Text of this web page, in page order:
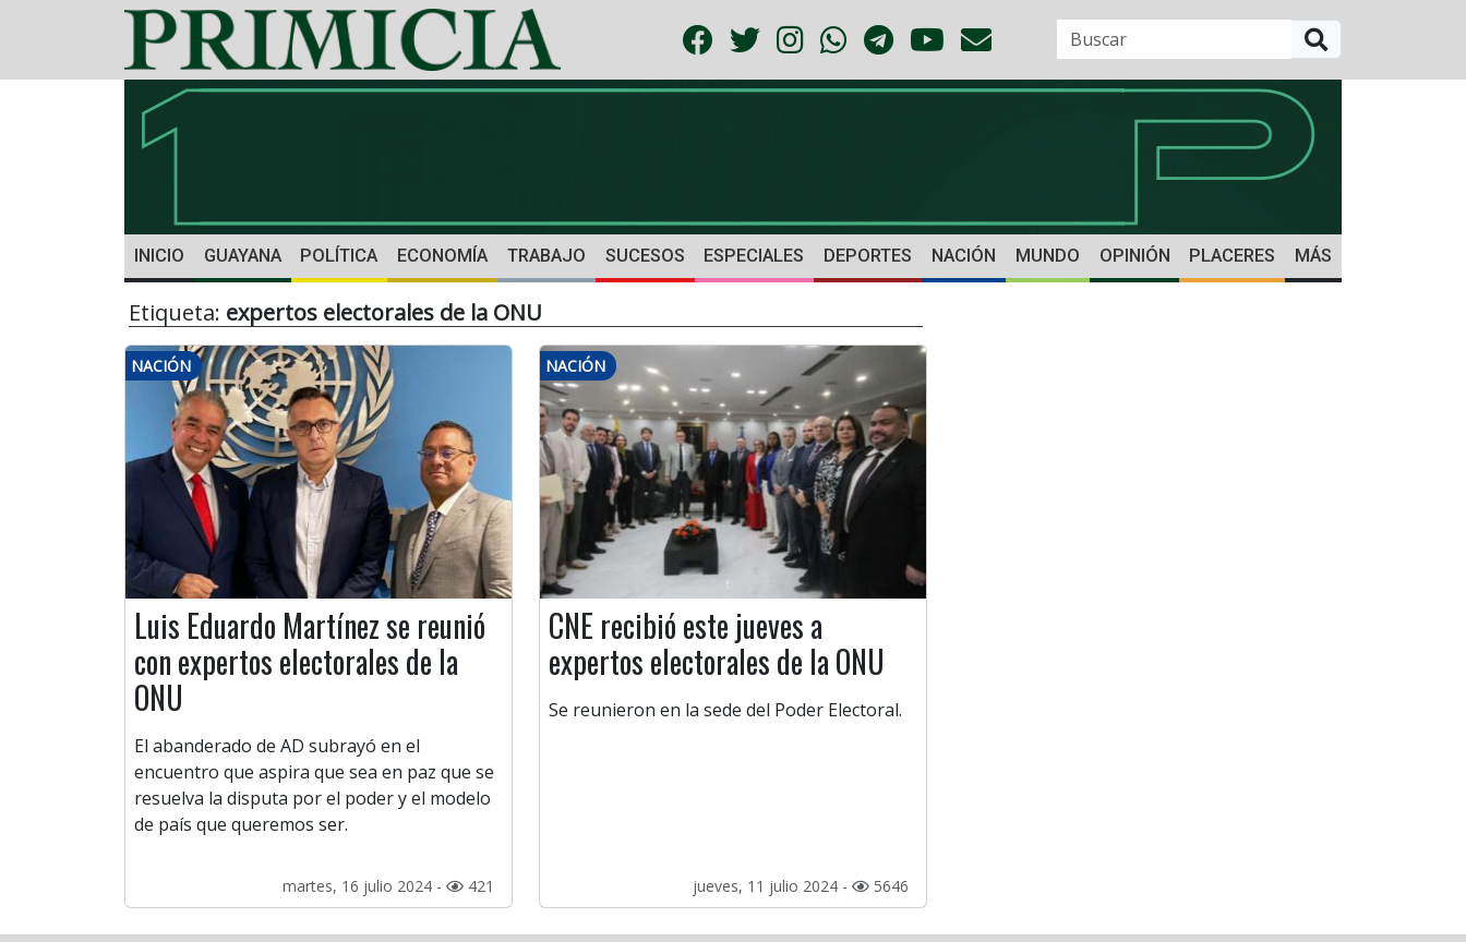
INICIO GUAYANA POLÍTICA ECONOMÍA TRABAJO SUCESOS ESPECIALES DEPORTES NACIÓN MUNDO OPINIÓN PLACERES MÁS
Etiqueta: expertos electorales de la ONU
NACIÓN
Luis Eduardo Martínez se reunió
con expertos electorales de la
ONU
El abanderado de AD subrayó en el
encuentro que aspira que sea en paz que se
resuelva la disputa por el poder y el modelo
de país que queremos ser.
martes, 16 julio 2024 - 421
NACIÓN
CNE recibió este jueves a
expertos electorales de la ONU
Se reunieron en la sede del Poder Electoral.
jueves, 11 julio 2024 - 5646